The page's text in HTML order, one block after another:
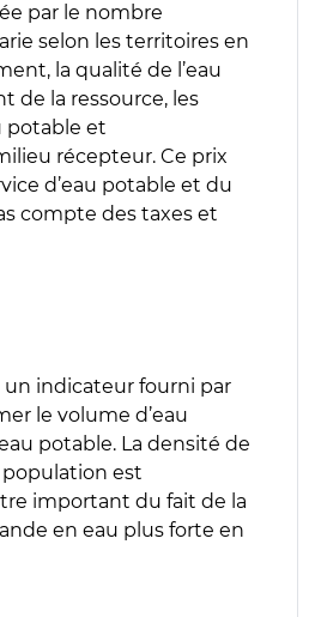
par le nombre
selon les territoires en
la qualité de l’eau
de la ressource, les
potable et
récepteur. Ce prix
d’eau potable et du
compte des taxes et
un indicateur fourni par
le volume d’eau
potable. La densité de
population est
important du fait de la
en eau plus forte en